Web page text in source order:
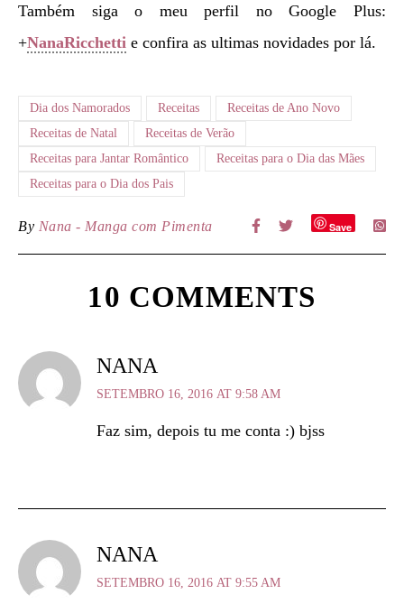
Também siga o meu perfil no Google Plus:
+NanaRicchetti e confira as ultimas novidades por lá.
Dia dos Namorados Receitas
Receitas de Ano Novo
Receitas de Natal
Receitas de Verão
Receitas para Jantar Romântico
Receitas para o Dia das Mães
Receitas para o Dia dos Pais
By Nana - Manga com Pimenta Save
10 COMMENTS
NANA
SETEMBRO 16, 2016 AT 9:58 AM
Faz sim, depois tu me conta :) bjss
NANA
SETEMBRO 16, 2016 AT 9:55 AM